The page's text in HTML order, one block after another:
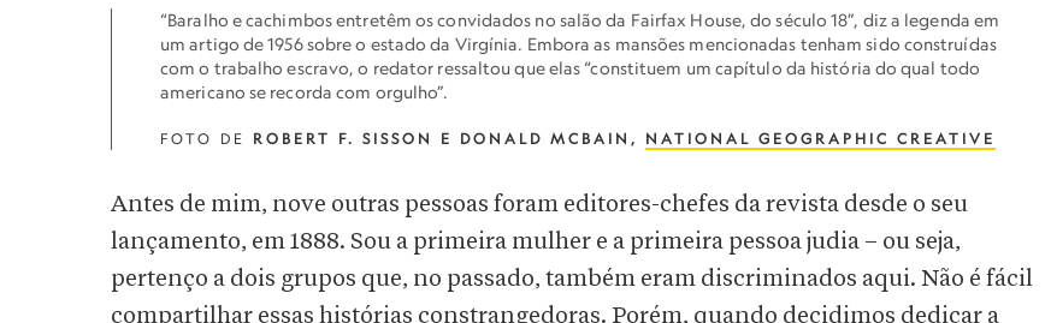
“Baralho e cachimbos entretêm os convidados no salão da Fairfax House, do século 18”, diz a legenda em
um artigo de 1956 sobre o estado da Virgínia. Embora as mansões mencionadas tenham sido construídas
com o trabalho escravo, o redator ressaltou que elas “constituem um capítulo da história do qual todo
americano se recorda com orgulho”.
FOTO DE ROBERT F. SISSON E DONALD MCBAIN, NATIONAL GEOGRAPHIC CREATIVE
Antes de mim, nove outras pessoas foram editores-chefes da revista desde o seu
lançamento, em 1888. Sou a primeira mulher e a primeira pessoa judia – ou seja,
pertenço a dois grupos que, no passado, também eram discriminados aqui. Não é fácil
compartilhar essas histórias constrangedoras. Porém, quando decidimos dedicar a